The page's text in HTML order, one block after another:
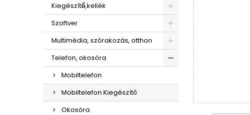
Kiegészítő,kellék
Szoftver
Multimédia, szórakozás, otthon
Telefon, okosóra
Mobiltelefon
Mobiltelefon Kiegészítő
Okosóra